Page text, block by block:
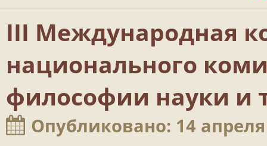
III Международная
национального
философии науки и
Опубликовано: 14